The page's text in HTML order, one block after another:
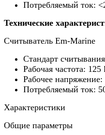
Потребляемый ток:
Технические
Считыватель Em-Marine
Стандарт
Рабочая частота:
Рабочее
Потребляемый ток:
Характеристики
Общие параметры